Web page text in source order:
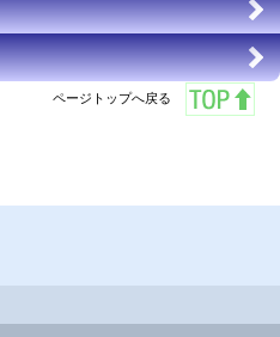
ページトップへ戻る